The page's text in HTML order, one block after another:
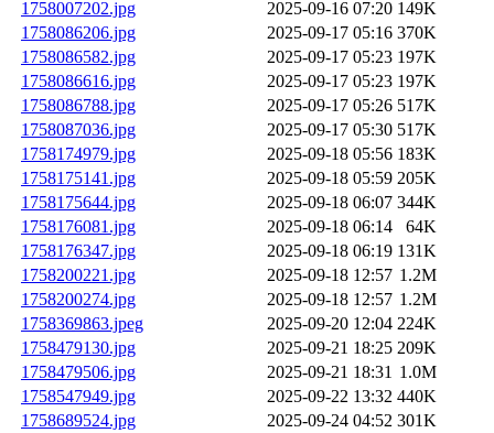
1758007202.jpg
2025-09-16 07:20 149K
1758086206.jpg
2025-09-17 05:16 370K
1758086582.jpg
2025-09-17 05:23 197K
1758086616.jpg
2025-09-17 05:23 197K
1758086788.jpg
2025-09-17 05:26 517K
1758087036.jpg
2025-09-17 05:30 517K
1758174979.jpg
2025-09-18 05:56 183K
1758175141.jpg
2025-09-18 05:59 205K
1758175644.jpg
2025-09-18 06:07 344K
1758176081.jpg
2025-09-18 06:14
64K
1758176347.jpg
2025-09-18 06:19 131K
1758200221.jpg
2025-09-18 12:57 1.2M
1758200274.jpg
2025-09-18 12:57 1.2M
1758369863.jpeg
2025-09-20 12:04 224K
1758479130.jpg
2025-09-21 18:25 209K
1758479506.jpg
2025-09-21 18:31 1.0M
1758547949.jpg
2025-09-22 13:32 440K
1758689524.jpg
2025-09-24 04:52 301K